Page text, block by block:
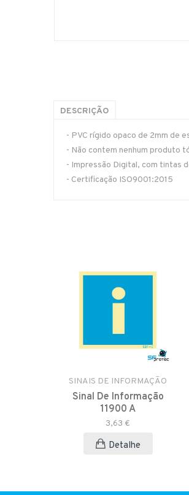
DESCRIÇÃO
- PVC rígido opaco de 2mm de
- Não contem nenhum produto
- Impressão Digital, com tintas
- Certificação ISO9001:2015
SINAIS DE INFORMAÇÃO
Sinal De Informação
11900 A
3,63 €
Detalhe